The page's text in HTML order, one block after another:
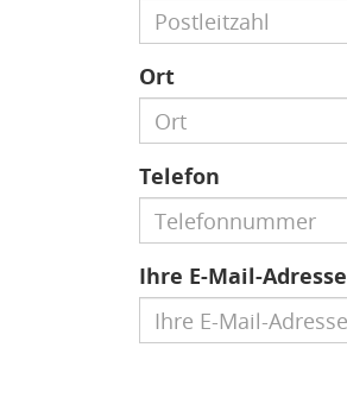
Ort
Telefon
Ihre E-Mail-Adresse